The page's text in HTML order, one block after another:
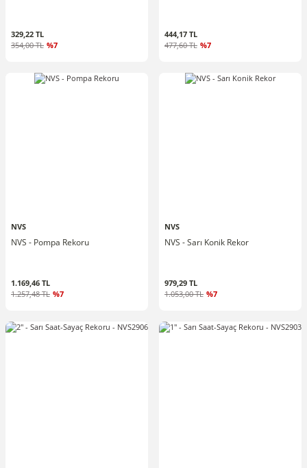
329,22 TL
354,00 TL %7
444,17 TL
477,60 TL %7
NVS
NVS - Pompa Rekoru
1.169,46 TL
1.257,48 TL %7
NVS
NVS - Sarı Konik Rekor
979,29 TL
1.053,00 TL %7